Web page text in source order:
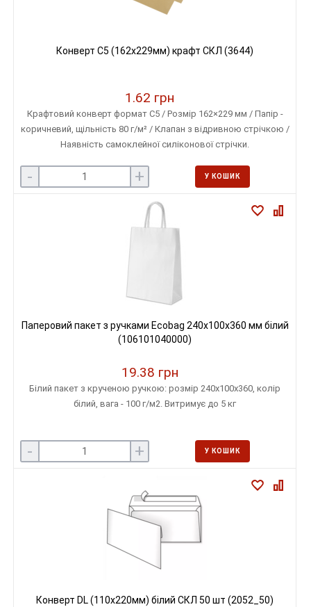
Конверт С5 (162х229мм) крафт СКЛ (3644)
1.62 грн
Крафтовий конверт формат С5 / Розмір 162×229 мм / Папір -
коричневий, щільність 80 г/м² / Клапан з відривною стрічкою /
Наявність самоклейної силіконової стрічки.
- + У КОШИК
Паперовий пакет з ручками Ecobag 240x100x360 мм білий
(106101040000)
19.38 грн
Білий пакет з крученою ручкою: розмір 240х100х360, колір
білий, вага - 100 г/м2. Витримує до 5 кг
- + У КОШИК
Конверт DL (110х220мм) білий СКЛ 50 шт (2052_50)